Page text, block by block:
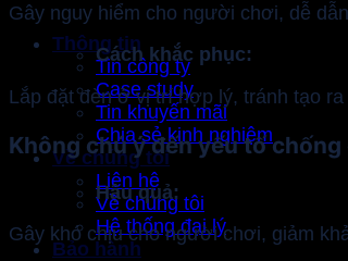
Thông tin
Tin công ty
Case study
Tin khuyến mãi
Chia sẻ kinh nghiệm
Về chúng tôi
Liên hệ
Về chúng tôi
Hệ thống đại lý
Bảo hành
Gây nguy hiểm cho người chơi, dễ
Cách khắc phục:
Lắp đặt đèn ở vị trí hợp lý, tránh tạo
Không chú ý đến yếu tố chống
Hậu quả:
Gây khó chịu cho người chơi, giảm